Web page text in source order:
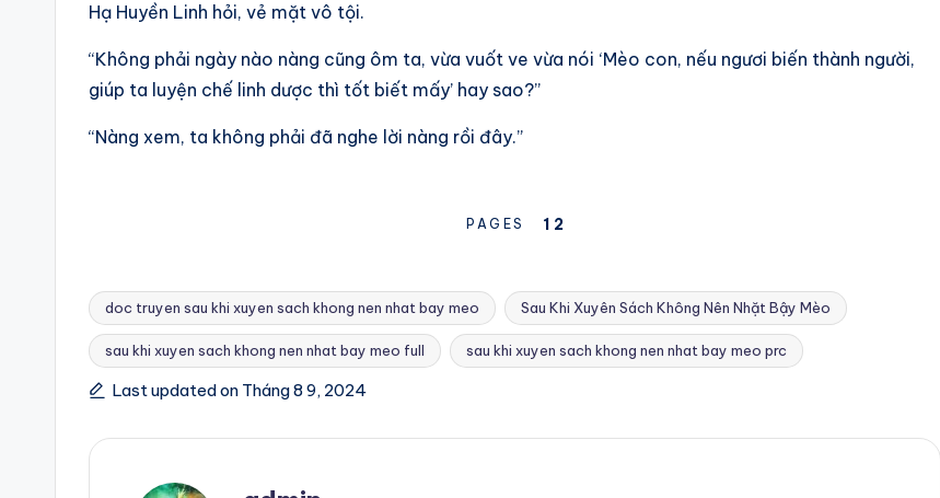
Hạ Huyền Linh hỏi, vẻ mặt vô tội.
“Không phải ngày nào nàng cũng ôm ta, vừa vuốt ve vừa nói ‘Mèo con, nếu ngươi biến thành người,
giúp ta luyện chế linh dược thì tốt biết mấy’ hay sao?”
“Nàng xem, ta không phải đã nghe lời nàng rồi đây.”
PAGES 1 2
Tags:
doc truyen sau khi xuyen sach khong nen nhat bay meo Sau Khi Xuyên Sách Không Nên Nhặt Bậy Mèo
sau khi xuyen sach khong nen nhat bay meo full sau khi xuyen sach khong nen nhat bay meo prc
Last updated on Tháng 8 9, 2024